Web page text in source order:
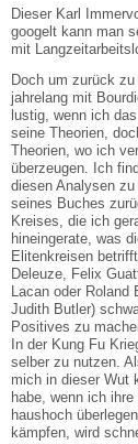
Dieser Karl
googelt kann man
mit
Doch um zurück
jahrelang mit
lustig, wenn ich
seine Theorien,
Theorien, wo ich
überzeugen. Ich
diesen Analysen
seines Buches
Kreises, die ich
hineingerate, was
Elitenkreisen
Deleuze, Felix
Lacan oder Roland
Judith Butler)
Positives zu
In der Kung Fu
selber zu nutzen.
mich in dieser Wut
habe, wenn ich
haushoch
kämpfen, wird